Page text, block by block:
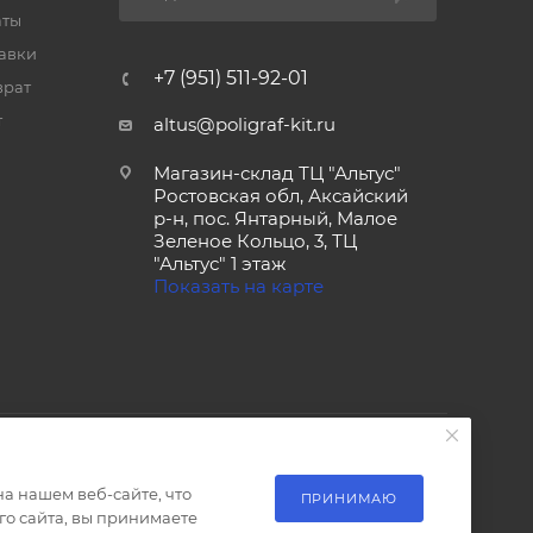
+7 (951) 511-92-01
altus@poligraf-kit.ru
Магазин-склад ТЦ "Альтус"
Ростовская обл, Аксайский
р-н, пос. Янтарный, Малое
Зеленое Кольцо, 3, ТЦ
"Альтус" 1 этаж
Показать на карте
нашем веб-сайте, что
сайта, вы принимаете
ПРИНИМАЮ